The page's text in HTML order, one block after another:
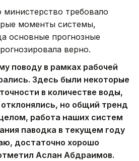
требовало
моменты системы,
основные прогнозные
верно.
поводу в рамках рабочей
Здесь были некоторые
в количестве воды,
но общий тренд
работа наших систем
паводка в текущем году
достаточно хорошо
Аслан Абдраимов.